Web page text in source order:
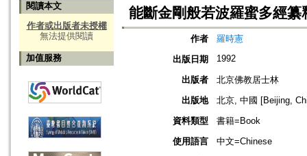
閱讀本文
作者或出版者未授權
無法提供閱讀
加值服務
能斷金剛般若波羅蜜多經纂
作者
羅時憲
出版日期
1992
出版者
北京佛教居士林
出版地
北京, 中國 [Beijing,
資料類型
書籍=Book
使用語言
中文=Chinese